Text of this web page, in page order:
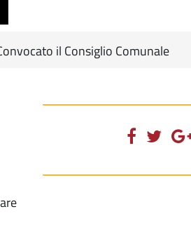
il Consiglio Comunale